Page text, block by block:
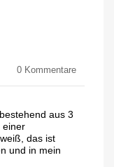
0 Kommentare
aus 3
einer
das ist
und in mein